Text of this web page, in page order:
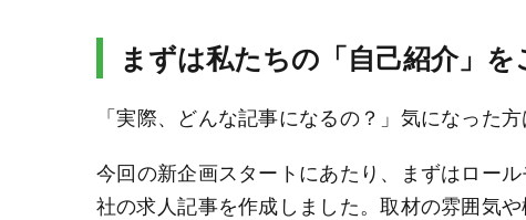
まずは私たちの「自己紹介」を
「実際、どんな記事になるの？」気になった
今回の新企画スタートにあたり、まずはロー
社の求人記事を作成しました。取材の雰囲気